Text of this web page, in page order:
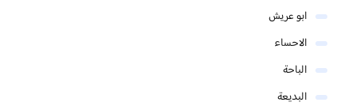
ابو عريش
الاحساء
الباحة
البديعة